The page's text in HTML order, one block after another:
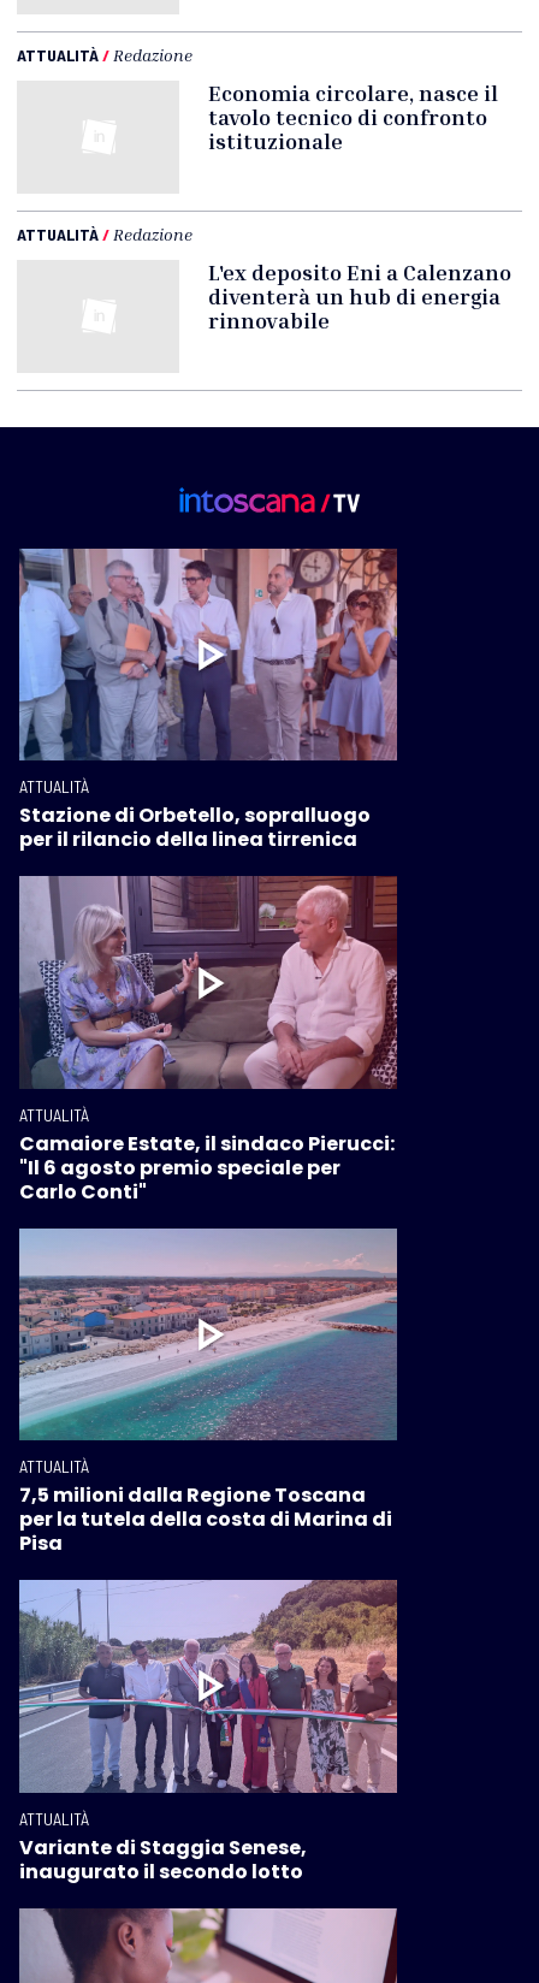
ATTUALITÀ/ Redazione
Economia circolare, nasce il
tavolo tecnico di confronto
istituzionale
ATTUALITÀ/ Redazione
L'ex deposito Eni a Calenzano
diventerà un hub di energia
rinnovabile
ATTUALITÀ
Stazione di Orbetello, sopralluogo
per il rilancio della linea tirrenica
ATTUALITÀ
Camaiore Estate, il sindaco Pierucci:
"Il 6 agosto premio speciale per
Carlo Conti"
ATTUALITÀ
7,5 milioni dalla Regione Toscana
per la tutela della costa di Marina di
Pisa
ATTUALITÀ
Variante di Staggia Senese,
inaugurato il secondo lotto